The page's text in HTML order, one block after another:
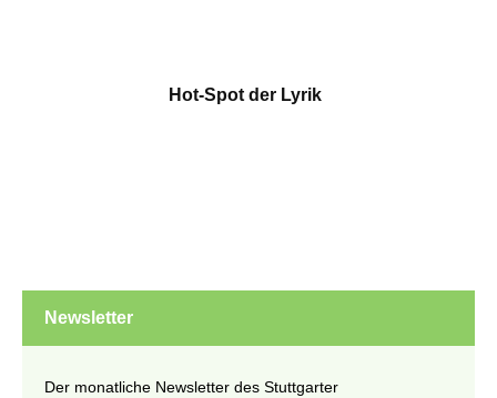
Hot-Spot der Lyrik
Newsletter
Der monatliche Newsletter des Stuttgarter